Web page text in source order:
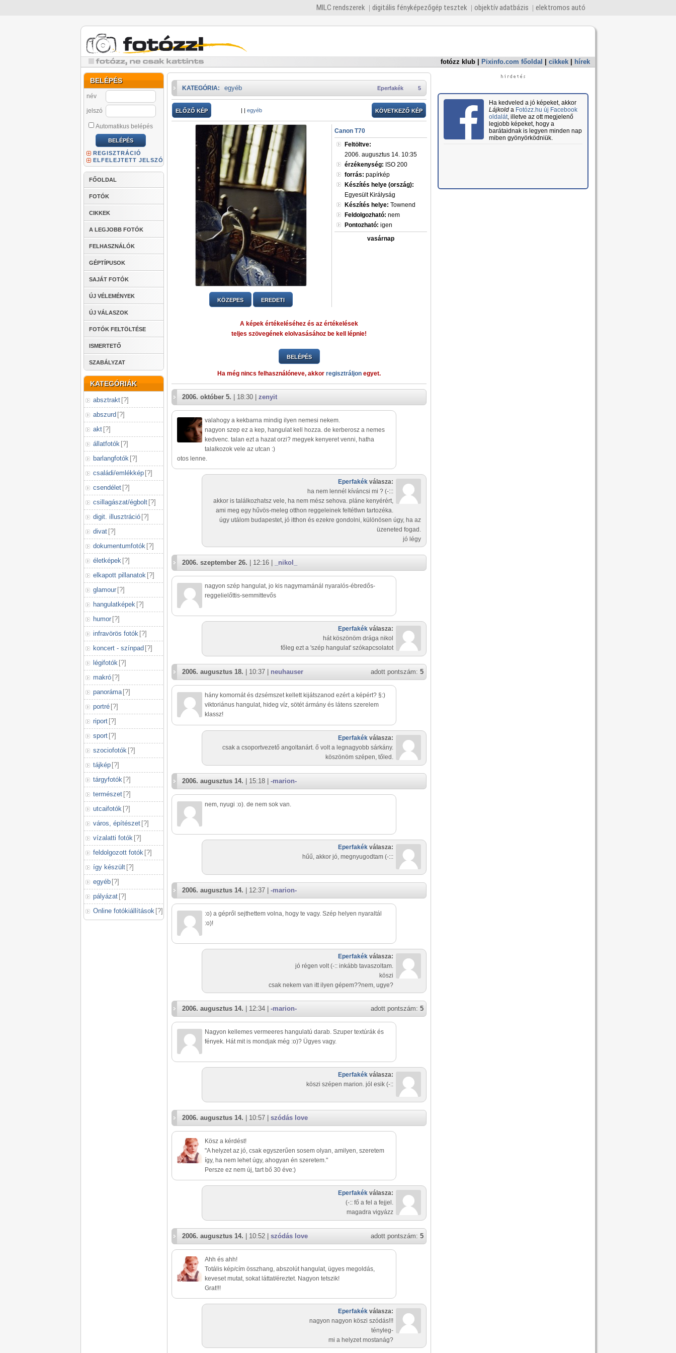
MILC rendszerek digitális fényképezőgép tesztek objektív adatbázis elektromos autó
fotózz klub Pixinfo.com főoldal cikkek hírek
BELÉPÉS
név
jelszó
Automatikus belépés
REGISZTRÁCIÓ
ELFELEJTETT JELSZÓ
FŐOLDAL
FOTÓK
CIKKEK
A LEGJOBB FOTÓK
FELHASZNÁLÓK
GÉPTÍPUSOK
SAJÁT FOTÓK
ÚJ VÉLEMÉNYEK
ÚJ VÁLASZOK
FOTÓK FELTÖLTÉSE
ISMERTETŐ
SZABÁLYZAT
KATEGÓRIÁK
absztrakt [?]
abszurd [?]
akt [?]
állatfotók [?]
barlangfotók [?]
családi/emlékkép [?]
csendélet [?]
csillagászat/égbolt [?]
digit. illusztráció [?]
divat [?]
dokumentumfotók [?]
életképek [?]
elkapott pillanatok [?]
glamour [?]
hangulatképek [?]
humor [?]
infravörös fotók [?]
koncert - színpad [?]
légifotók [?]
makró [?]
panoráma [?]
portré [?]
riport [?]
sport [?]
szociofotók [?]
tájkép [?]
tárgyfotók [?]
természet [?]
utcaifotók [?]
város, építészet [?]
vízalatti fotók [?]
feldolgozott fotók [?]
így készült [?]
egyéb [?]
pályázat [?]
Online fotókiállítások [?]
5
Eperfakék
KATEGÓRIA: egyéb
ELŐZŐ KÉP | | egyéb KÖVETKEZŐ KÉP
KÖZEPES EREDETI
Canon T70
Feltöltve:
2006. augusztus 14. 10:35
érzékenység: ISO 200
forrás: papírkép
Készítés helye (ország):
Egyesült Királyság
Készítés helye: Townend
Feldolgozható: nem
Pontozható: igen
vasárnap
A képek értékeléséhez és az értékelések
teljes szövegének elolvasásához be kell lépnie!
BELÉPÉS
Ha még nincs felhasználóneve, akkor regisztráljon egyet.
2006. október 5. | 18:30 | zenyit
valahogy a kekbarna mindig ilyen nemesi nekem.
nagyon szep ez a kep, hangulat kell hozza. de kerberosz a nemes
kedvenc. talan ezt a hazat orzi? megyek kenyeret venni, hatha
talalkozok vele az utcan :)
otos lenne.
Eperfakék válasza:
ha nem lennél kíváncsi mi ? (-:::
akkor is találkozhatsz vele, ha nem mész sehova. pláne kenyérért,
ami meg egy hűvös-meleg otthon reggeleinek feltétlwn tartozéka.
úgy utálom budapestet, jó itthon és ezekre gondolni, különösen úgy, ha az
üzeneted fogad.
jó légy
2006. szeptember 26. | 12:16 | _nikol_
nagyon szép hangulat, jo kis nagymamánál nyaralós-ébredős-
reggelielőttis-semmittevős
Eperfakék válasza:
hát köszönöm drága nikol
főleg ezt a 'szép hangulat' szókapcsolatot
adott pontszám: 5
2006. augusztus 18. | 10:37 | neuhauser
hány komornát és dzsémszet kellett kijátszanod ezért a képért? §:)
viktoriánus hangulat, hideg víz, sötét ármány és látens szerelem
klassz!
Eperfakék válasza:
csak a csoportvezető angoltanárt. ő volt a legnagyobb sárkány.
köszönöm szépen, tőled.
2006. augusztus 14. | 15:18 | -marion-
nem, nyugi :o). de nem sok van.
Eperfakék válasza:
hűű, akkor jó, megnyugodtam (-:::
2006. augusztus 14. | 12:37 | -marion-
:o) a gépről sejthettem volna, hogy te vagy. Szép helyen nyaraltál
:o)!
Eperfakék válasza:
jó régen volt (-:: inkább tavaszoltam.
köszi
csak nekem van itt ilyen gépem??nem, ugye?
adott pontszám: 5
2006. augusztus 14. | 12:34 | -marion-
Nagyon kellemes vermeeres hangulatú darab. Szuper textúrák és
fények. Hát mit is mondjak még :o)? Ügyes vagy.
Eperfakék válasza:
köszi szépen marion. jól esik (-::
2006. augusztus 14. | 10:57 | szódás love
Kösz a kérdést!
"A helyzet az jó, csak egyszerűen sosem olyan, amilyen, szeretem
így, ha nem lehet úgy, ahogyan én szeretem."
Persze ez nem új, tart bő 30 éve:)
Eperfakék válasza:
(-:: fő a fel a fejjel.
magadra vigyázz
adott pontszám: 5
2006. augusztus 14. | 10:52 | szódás love
Ahh és ahh!
Totális kép/cím összhang, abszolút hangulat, ügyes megoldás,
keveset mutat, sokat láttat/éreztet. Nagyon tetszik!
Grat!!!
Eperfakék válasza:
nagyon nagyon köszi szódás!!!
tényleg-
mi a helyzet mostanág?
Ha kedveled a jó képeket, akkor
Lájkolda Fotózz.hu új Facebook
oldalát, illetve az ott megjelenő
legjobb képeket, hogy a
barátaidnak is legyen minden nap
miben gyönyörködniük.